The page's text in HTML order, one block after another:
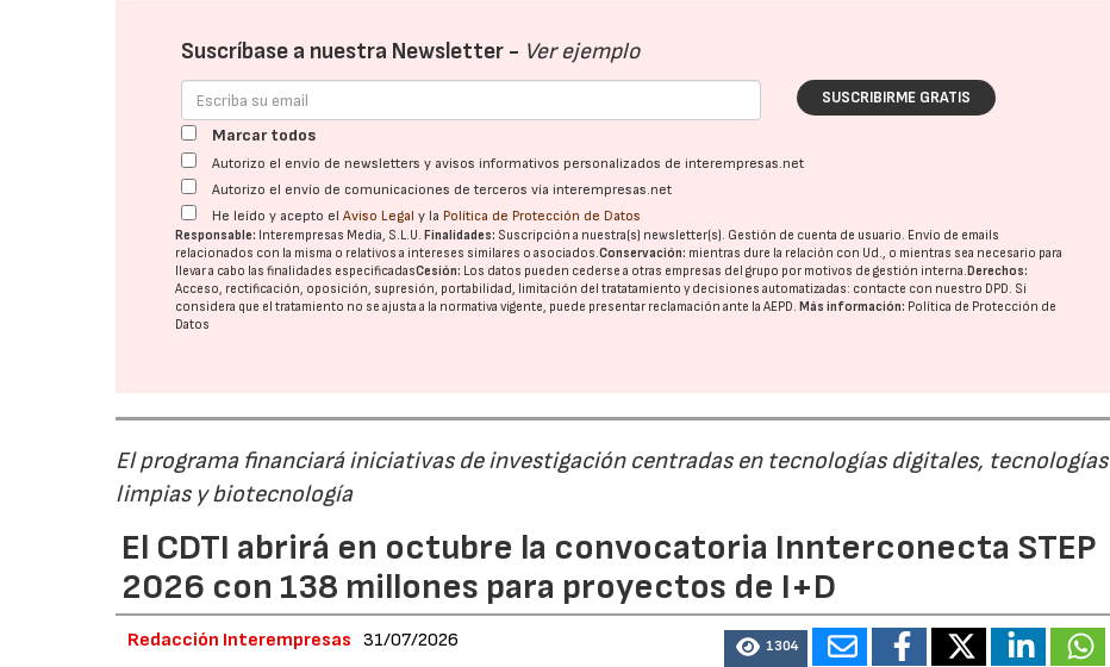
Suscríbase a nuestra Newsletter - Ver ejemplo
SUSCRIBIRME GRATIS
Marcar todos
Autorizo el envío de newsletters y avisos informativos personalizados de interempresas.net
Autorizo el envío de comunicaciones de terceros vía interempresas.net
He leído y acepto elAviso Legal y la Política de Protección de Datos
Responsable: Interempresas Media, S.L.U. Finalidades: Suscripción a nuestra(s) newsletter(s). Gestión de cuenta de usuario. Envío de emails
relacionados con la misma o relativos a intereses similares o asociados.Conservación: mientras dure la relación con Ud., o mientras sea necesario para
llevar a cabo las finalidades especificadasCesión: Los datos pueden cederse a otras empresas del grupo por motivos de gestión interna. Derechos:
Acceso, rectificación, oposición, supresión, portabilidad, limitación del tratatamiento y decisiones automatizadas: contacte con nuestro DPD. Si
considera que el tratamiento no se ajusta a la normativa vigente, puede presentar reclamación ante laAEPD. Más información: Política de Protección de
Datos
El programa financiará iniciativas de investigación centradas en tecnologías digitales, tecnologías
limpias y biotecnología
El CDTI abrirá en octubre la convocatoria Innterconecta STEP
2026 con 138 millones para proyectos de I+D
Redacción Interempresas 31/07/2026 1304